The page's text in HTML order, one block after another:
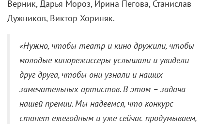
Верник, Дарья Мороз, Ирина Пегова, Станислав
Дужников, Виктор Хориняк.
«Нужно, чтобы театр и кино дружили, чтобы
молодые кинорежиссеры услышали и увидели
друг друга, чтобы они узнали и наших
замечательных артистов. В этом – задача
нашей премии. Мы надеемся, что конкурс
станет ежегодным и уже сейчас продумываем,